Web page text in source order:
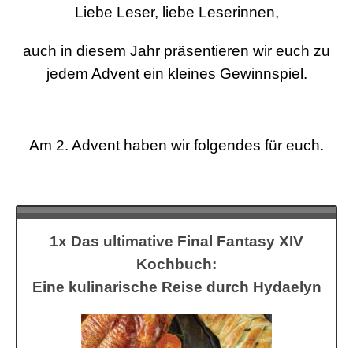
Liebe Leser, liebe Leserinnen,
auch in diesem Jahr präsentieren wir euch zu
jedem Advent ein kleines Gewinnspiel.
Am 2. Advent haben wir folgendes für euch.
1x Das ultimative Final Fantasy XIV
Kochbuch:
Eine kulinarische Reise durch Hydaelyn